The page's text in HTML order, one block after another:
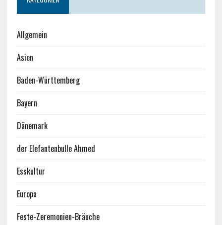
Allgemein
Asien
Baden-Württemberg
Bayern
Dänemark
der Elefantenbulle Ahmed
Esskultur
Europa
Feste-Zeremonien-Bräuche